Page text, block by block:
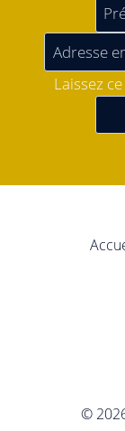
Laissez
©